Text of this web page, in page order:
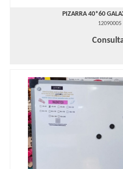
PIZARRA 40*60
12090005